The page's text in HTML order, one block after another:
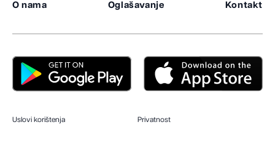
O nama Oglašavanje Kontakt
Uslovi korištenja Privatnost